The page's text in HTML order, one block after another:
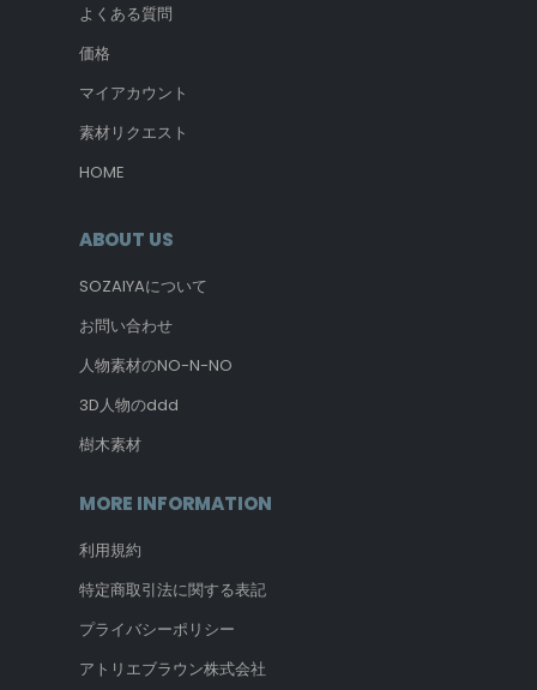
よくある質問
価格
マイアカウント
素材リクエスト
HOME
ABOUT US
SOZAIYAについて
お問い合わせ
人物素材のNO-N-NO
3D人物のddd
樹木素材
MORE INFORMATION
利用規約
特定商取引法に関する表記
プライバシーポリシー
アトリエブラウン株式会社